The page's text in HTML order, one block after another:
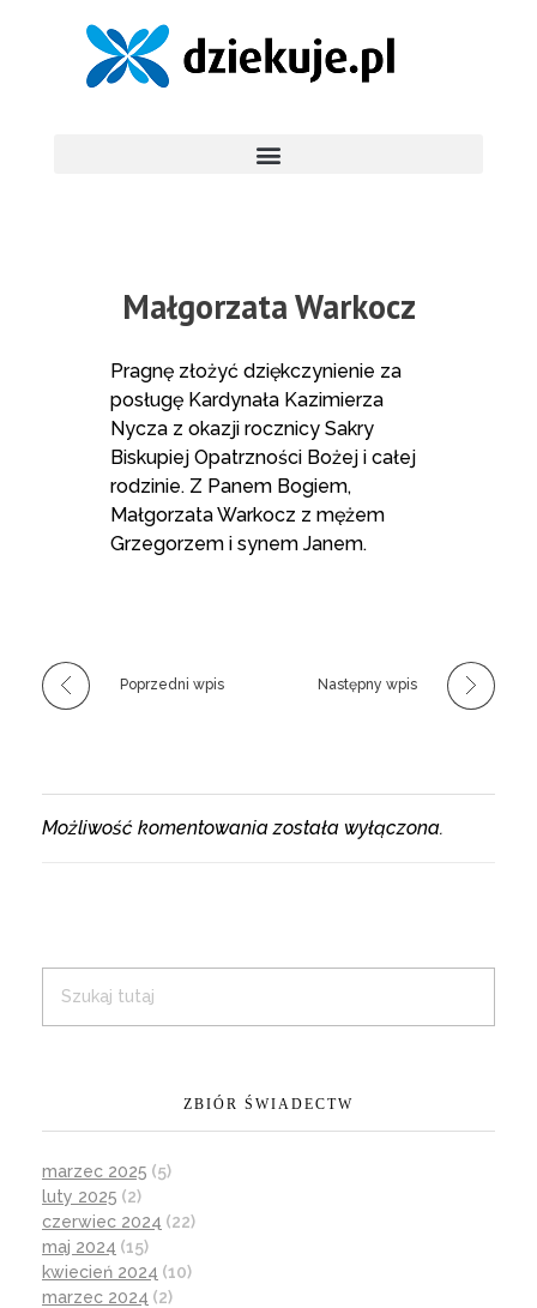
Małgorzata Warkocz
Pragnę złożyć dziękczynienie za
posługę Kardynała Kazimierza
Nycza z okazji rocznicy Sakry
Biskupiej Opatrzności Bożej i całej
rodzinie. Z Panem Bogiem,
Małgorzata Warkocz z mężem
Grzegorzem i synem Janem.
Poprzedni wpis Następny wpis
Możliwość komentowania została wyłączona.
ZBIÓR ŚWIADECTW
marzec 2025 (5)
luty 2025 (2)
czerwiec 2024 (22)
maj 2024 (15)
kwiecień 2024 (10)
marzec 2024 (2)